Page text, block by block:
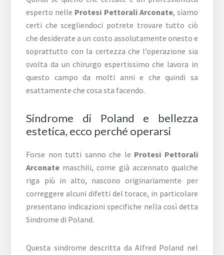
esperto nelle Protesi Pettorali Arconate, siamo
certi che scegliendoci potrete trovare tutto ciò
che desiderate a un costo assolutamente onesto e
soprattutto con la certezza che l’operazione sia
svolta da un chirurgo espertissimo che lavora in
questo campo da molti anni e che quindi sa
esattamente che cosa sta facendo.
Sindrome di Poland e bellezza
estetica, ecco perché operarsi
Forse non tutti sanno che le Protesi Pettorali
Arconate maschili, come già accennato qualche
riga più in alto, nascono originariamente per
correggere alcuni difetti del torace, in particolare
presentano indicazioni specifiche nella così detta
Sindrome di Poland.
Questa sindrome descritta da Alfred Poland nel